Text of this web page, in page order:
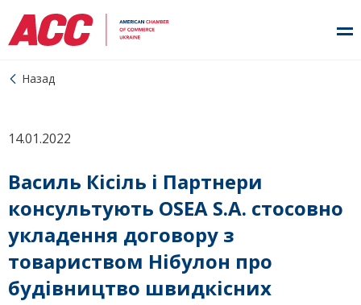
Назад
14.01.2022
Василь Кісіль і Партнери
консультують OSEA S.A. стосовно
укладення договору з
товариством Нібулон про
будівництво швидкісних